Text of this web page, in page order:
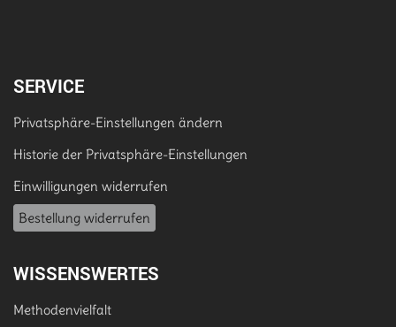
SERVICE
Privatsphäre-Einstellungen ändern
Historie der Privatsphäre-Einstellungen
Einwilligungen widerrufen
Bestellung widerrufen
WISSENSWERTES
Methodenvielfalt